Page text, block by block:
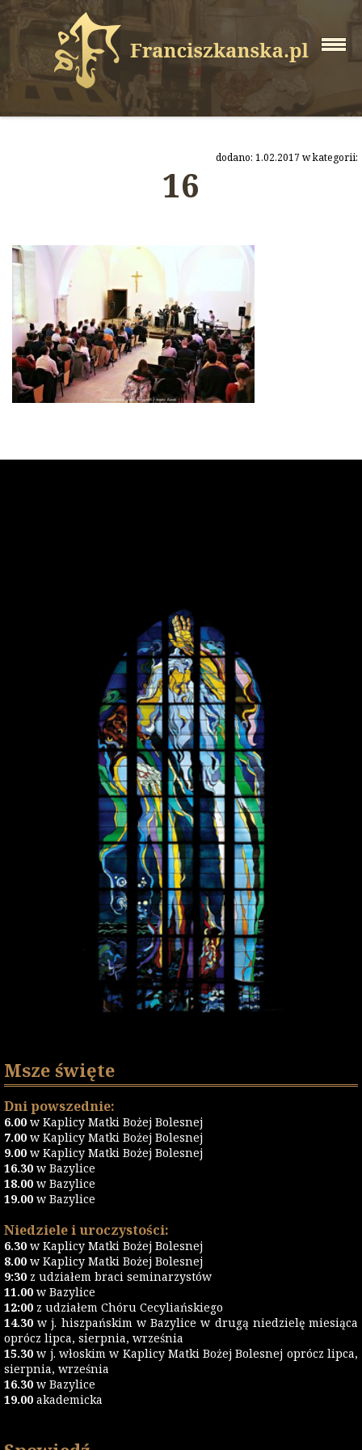
dodano: 1.02.2017 w kategorii:
16
Msze święte
Dni powszednie:
6.00 w Kaplicy Matki Bożej Bolesnej
7.00 w Kaplicy Matki Bożej Bolesnej
9.00 w Kaplicy Matki Bożej Bolesnej
16.30 w Bazylice
18.00 w Bazylice
19.00 w Bazylice
Niedziele i uroczystości:
6.30 w Kaplicy Matki Bożej Bolesnej
8.00 w Kaplicy Matki Bożej Bolesnej
9:30 z udziałem braci seminarzystów
11.00 w Bazylice
12:00 z udziałem Chóru Cecyliańskiego
14.30 w j. hiszpańskim w Bazylice w drugą niedzielę miesiąca
oprócz lipca, sierpnia, września
15.30 w j. włoskim w Kaplicy Matki Bożej Bolesnej oprócz lipca,
sierpnia, września
16.30 w Bazylice
19.00 akademicka